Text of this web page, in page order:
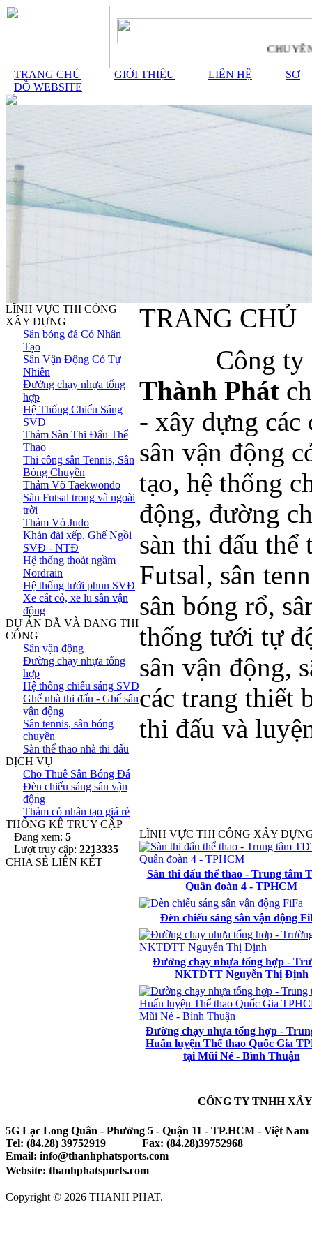
TRANG CHỦ GIỚI THIỆU LIÊN HỆ
SƠ
ĐỒ WEBSITE
LĨNH VỰC THI CÔNG
XÂY DỰNG
Sân bóng đá Cỏ Nhân
Tạo
Sân Vận Động Cỏ Tự
Nhiên
Đường chạy nhựa tổng
hợp
Hệ Thống Chiếu Sáng
SVĐ
Thảm Sàn Thi Đấu Thể
Thao
Thi công sân Tennis, Sân
Bóng Chuyền
Thảm Võ Taekwondo
Sàn Futsal trong và ngoài
trời
Thảm Vỏ Judo
Khán đài xếp, Ghế Ngồi
SVĐ - NTĐ
Hệ thống thoát ngầm
Nordrain
Hệ thống tưới phun SVĐ
Xe cắt cỏ, xe lu sân vận
động
DỰ ÁN ĐÃ VÀ ĐANG THI
CÔNG
Sân vận động
Đường chạy nhựa tổng
hợp
Hệ thống chiếu sáng SVĐ
Ghế nhà thi đấu - Ghế sân
vận động
Sân tennis, sân bóng
chuyền
Sàn thể thao nhà thi đấu
DỊCH VỤ
Cho Thuê Sân Bóng Đá
Đèn chiếu sáng sân vận
động
Thảm cỏ nhân tạo giá rẻ
THỐNG KÊ TRUY CẬP
Đang xem: 5
Lượt truy cập: 2213335
CHIA SẺ LIÊN KẾT
TRANG CHỦ
Công ty
Thành Phát
- xây dựng các
sân vận động
tạo, hệ thống
động, đường
sàn thi đấu thể
Futsal, sân
sân bóng rổ,
thống tưới tự
sân vận động,
các trang thiết
thi đấu và
LĨNH VỰC THI CÔNG XÂY
Sàn thi đấu thể thao - Trung tâm
Quân đoàn 4 - TPHCM
Đèn chiếu sáng sân vận động
Đường chạy nhựa tổng hợp -
NKTDTT Nguyễn Thị Định
Đường chạy nhựa tổng hợp -
Huấn luyện Thể thao Quốc Gia
tại Mũi Né - Bình Thuận
CÔNG TY TNHH
5G Lạc Long Quân - Phường 5 - Quận 11 - TP.HCM - Việt Nam
Tel: (84.28) 39752919 Fax: (84.28)39752968
Email: info@thanhphatsports.com
Website: thanhphatsports.com
Copyright © 2026 THANH PHAT.